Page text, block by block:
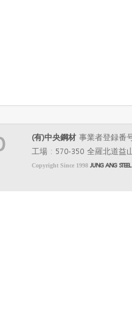
(有)中央鋼材 事業者登録番
工場 : 570-350 全羅北道益
Copyright Since 1998 JUNG ANG STEEL